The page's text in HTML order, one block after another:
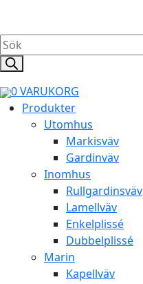
Products
search
0VARUKORG
Produkter
Utomhus
Markisväv
Gardinväv
Inomhus
Rullgardinsväv
Lamellväv
Enkelplissé
Dubbelplissé
Marin
Kapellväv